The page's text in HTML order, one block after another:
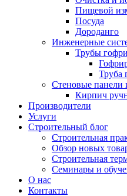
Пищевой
Посуда
Дороданго
Инженерные
Трубы
Труба
Стеновые панели
Кирпич
Производители
Услуги
Строительный блог
Строительная
Обзор новых
Строительная
Семинары и
О нас
Контакты